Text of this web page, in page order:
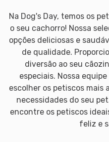
Na Dog's Day, temos os
o seu cachorro! Nossa
opções deliciosas e
de qualidade.
diversão ao seu
especiais. Nossa
escolher os petiscos mais
necessidades do seu
encontre os petiscos
feliz e